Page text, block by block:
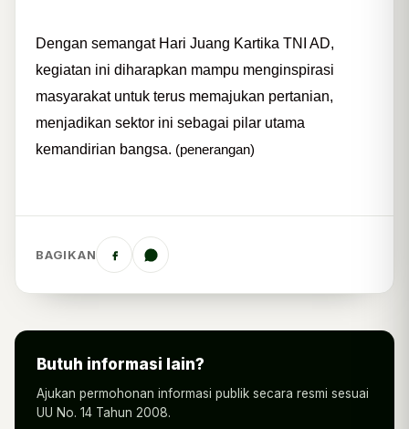
Dengan semangat Hari Juang Kartika TNI AD,
kegiatan ini diharapkan mampu menginspirasi
masyarakat untuk terus memajukan pertanian,
menjadikan sektor ini sebagai pilar utama
kemandirian bangsa. (penerangan)
BAGIKAN
Butuh informasi lain?
Ajukan permohonan informasi publik secara resmi sesuai
UU No. 14 Tahun 2008.